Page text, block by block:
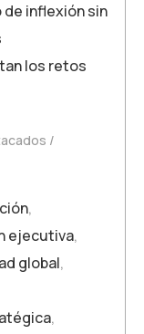
inflexión sin
los retos
,
ejecutiva,
global,
,